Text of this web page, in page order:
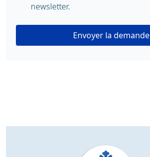
newsletter.
Envoyer la demande